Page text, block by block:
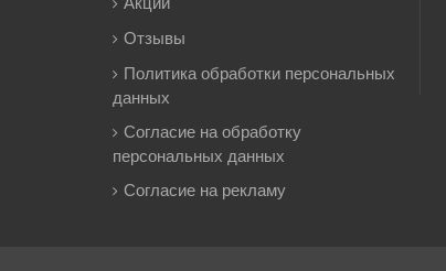
Отзывы
Политика обработки персональных
данных
Согласие на обработку
персональных данных
Согласие на рекламу